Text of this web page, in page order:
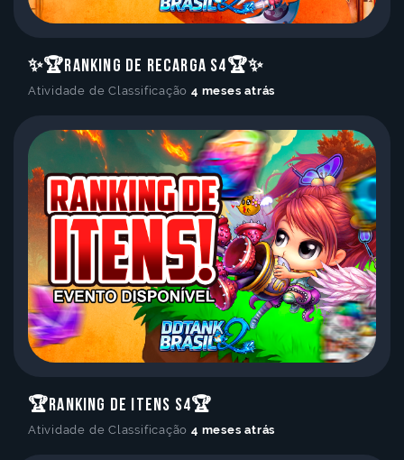
✨🏆Ranking de Recarga S4🏆✨
Atividade de Classificação 4 meses atrás
🏆Ranking de Itens S4🏆
Atividade de Classificação 4 meses atrás